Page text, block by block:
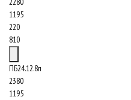
1195
220
810
ПБ24.12.8п
2380
1195